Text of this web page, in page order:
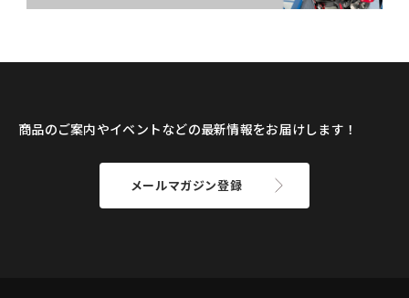
商品のご案内やイベントなどの最新情報をお届けします！
メールマガジン登録